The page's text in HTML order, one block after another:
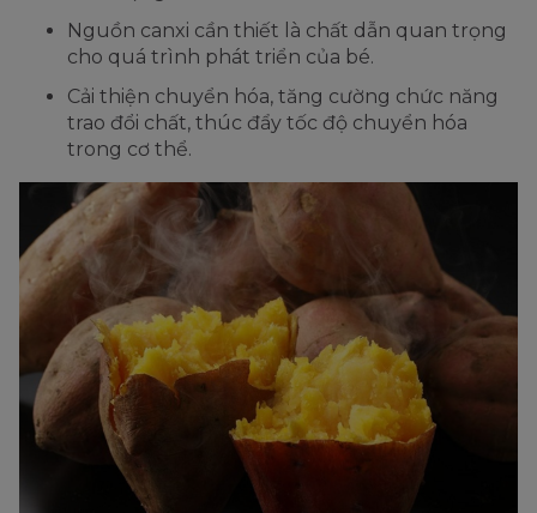
Nguồn canxi cần thiết là chất dẫn quan trọng
cho quá trình phát triển của bé.
Cải thiện chuyển hóa, tăng cường chức năng
trao đổi chất, thúc đẩy tốc độ chuyển hóa
trong cơ thể.